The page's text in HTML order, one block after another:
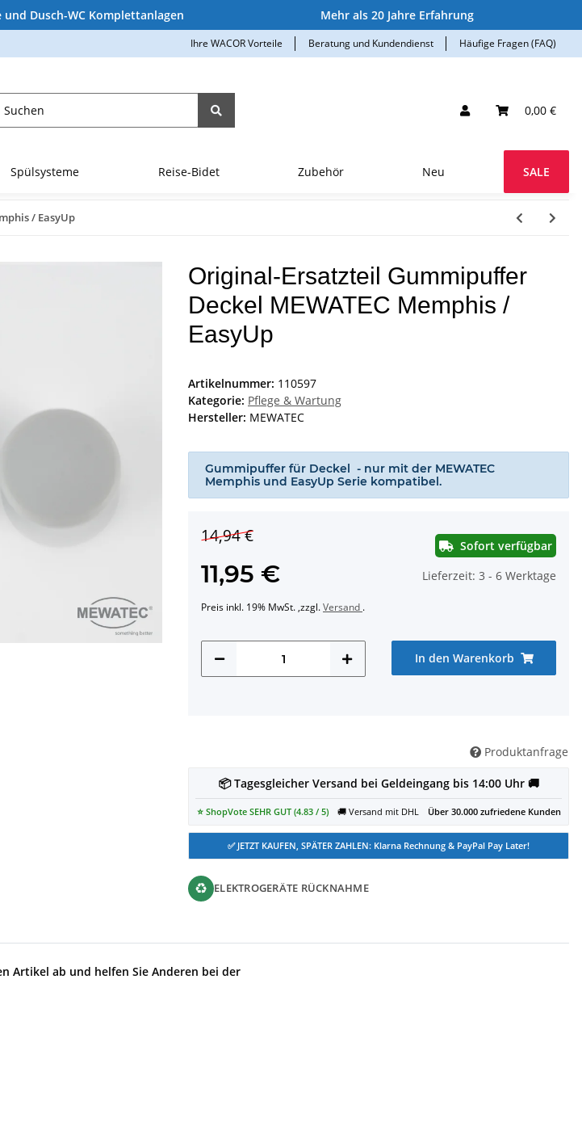
und Dusch-WC Komplettanlagen Mehr als 20 Jahre Erfahrung
Ihre WACOR Vorteile Beratung und Kundendienst Häufige Fragen (FAQ)
0,00 €
Spülsysteme Reise-Bidet Zubehör Neu SALE
/ EasyUp
Original-Ersatzteil Gummipuffer
Deckel MEWATEC Memphis /
EasyUp
Artikelnummer: 110597
Kategorie: Pflege & Wartung
Hersteller: MEWATEC
Gummipuffer für Deckel - nur mit der MEWATEC
Memphis und EasyUp Serie kompatibel.
14,94 €
11,95 €
Sofort verfügbar
Lieferzeit: 3 - 6 Werktage
Preis inkl. 19% MwSt. ,zzgl.Versand .
In den Warenkorb
Produktanfrage
📦 Tagesgleicher Versand bei Geldeingang bis 14:00 Uhr 🚚
⭐ ShopVote SEHR GUT (4.83 / 5) 🚚 Versand mit DHL Über 30.000 zufriedene Kunden
✅ JETZT KAUFEN, SPÄTER ZAHLEN: Klarna Rechnung & PayPal Pay Later!
♻ ELEKTROGERÄTE RÜCKNAHME
Artikel ab und helfen Sie Anderen bei der